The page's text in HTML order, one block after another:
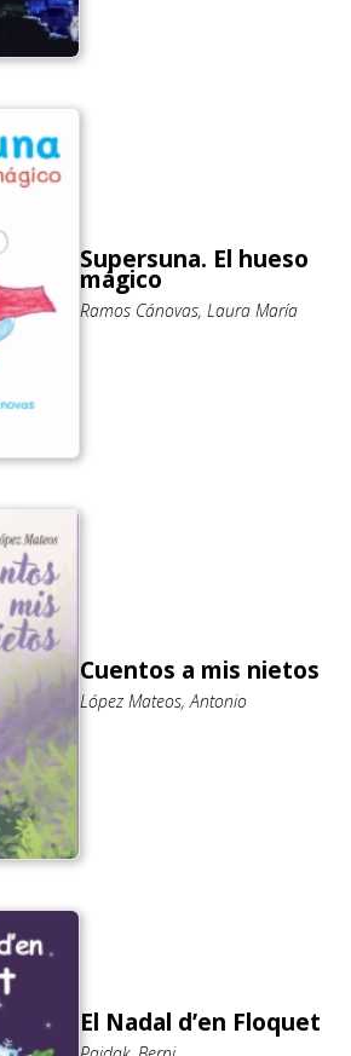
Supersuna. El hueso
mágico
Ramos Cánovas, Laura María
Cuentos a mis nietos
López Mateos, Antonio
El Nadal d’en Floquet